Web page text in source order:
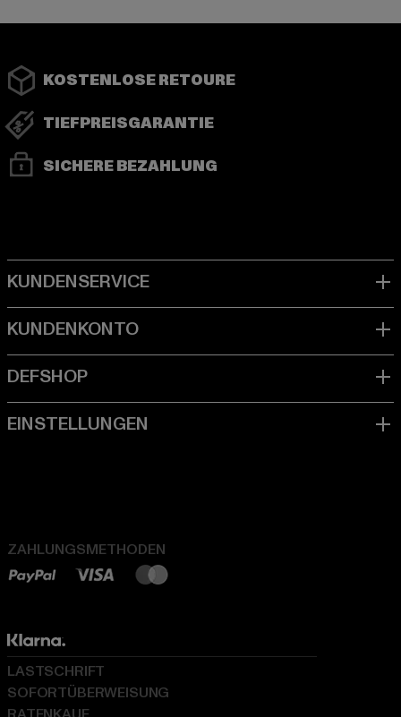
KOSTENLOSE RETOURE
TIEFPREISGARANTIE
SICHERE BEZAHLUNG
ZAHLUNGSMETHODEN
LASTSCHRIFT
SOFORTÜBERWEISUNG